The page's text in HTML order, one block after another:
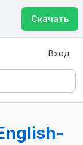
Скачать
Вход